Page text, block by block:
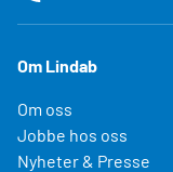
Om Lindab
Om oss
Jobbe hos oss
Nyheter & Presse